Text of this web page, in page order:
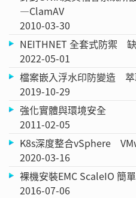
—ClamAV
2010-03-30
NEITHNET 全套式防禦
2022-05-01
檔案嵌入浮水印防變造
2019-10-29
強化實體與環境安全
2011-02-05
K8s深度整合vSphere
2020-03-16
裸機安裝EMC ScaleIO 簡
2016-07-06